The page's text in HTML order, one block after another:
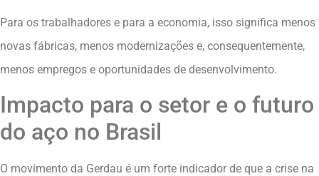
Para os trabalhadores e para a economia, isso significa menos
novas fábricas, menos modernizações e, consequentemente,
menos empregos e oportunidades de desenvolvimento.
Impacto para o setor e o futuro
do aço no Brasil
O movimento da Gerdau é um forte indicador de que a crise na